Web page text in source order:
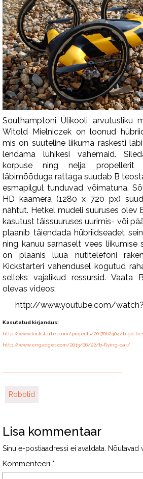
Southamptoni Ülikooli arvutusliku
Witold Mielniczek on loonud
mis on suuteline liikuma raskesti
lendama lühikesi vahemaid.
korpuse ning nelja
läbimõõduga rattaga suudab B
esmapilgul tunduvad võimatuna.
HD kaamera (1280 x 720 px)
nähtut. Hetkel mudeli suuruses olev
kasutust täissuuruses uurimis- või
plaanib täiendada hübriidseadet
ning kanuu sarnaselt vees liikumise
on plaanis luua nutitelefoni
Kickstarteri vahendusel kogutud
selleks vajalikud ressursid. Vaata
olevas videos:
http://www.youtube.com/
Kasutatud kirjandus:
http://www.kickstarter.com/projects/2017062404/b-go-
http://www.engadget.com/2013/06/22/b-flying-car/
Robotid
Lisa kommentaar
Sinu e-postiaadressi ei avaldata. Nõutavad
Kommenteeri *